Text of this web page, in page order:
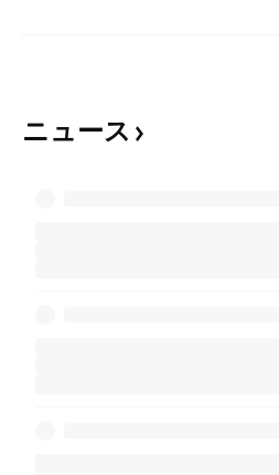
ニュース